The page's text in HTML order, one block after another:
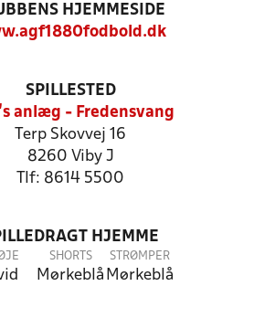
HJEMMESIDE
SPILLESTED
anlæg - Fredensvang
Terp Skovvej 16
8260 Viby J
Tlf: 8614 5500
HJEMME
SHORTS
Mørkeblå
STRØMPER
Mørkeblå